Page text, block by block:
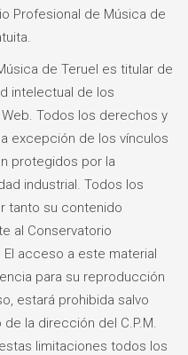
Profesional de Música de
de Teruel es titular de
intelectual de los
Todos los derechos y
excepción de los vínculos
protegidos por la
industrial. Todos los
tanto su contenido
al Conservatorio
acceso a este material
para su reproducción
estará prohibida salvo
la dirección del C.P.M.
limitaciones todos los